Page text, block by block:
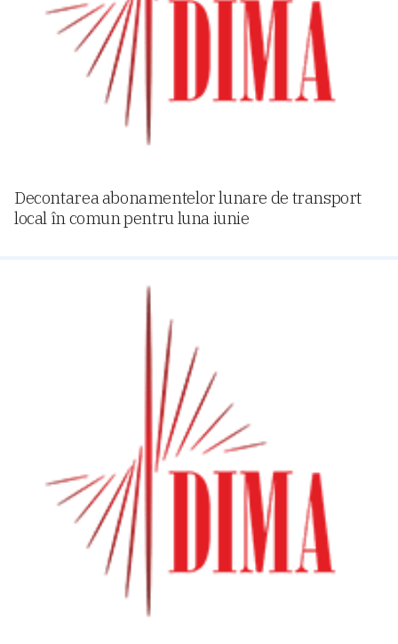
Decontarea abonamentelor lunare de transport
local în comun pentru luna iunie